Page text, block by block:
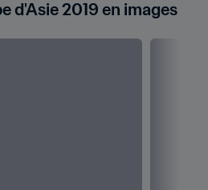
d'Asie 2019 en images